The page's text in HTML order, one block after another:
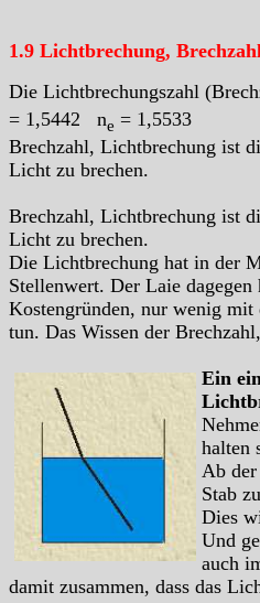
1.9 Lichtbrechung,
Die Lichtbrechungszahl
= 1,5442 ne = 1,5533
Brechzahl, Lichtbrechung ist
Licht zu brechen.
Brechzahl, Lichtbrechung ist
Licht zu brechen.
Die Lichtbrechung hat in der
Stellenwert. Der Laie dagegen
Kostengründen, nur wenig
tun. Das Wissen der
Ein
halten
Ab der
Stab
Dies
Und
auch
damit zusammen, dass das